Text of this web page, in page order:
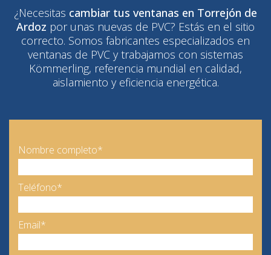
¿Necesitas cambiar tus ventanas en Torrejón de
Ardoz por unas nuevas de PVC? Estás en el sitio
correcto. Somos fabricantes especializados en
ventanas de PVC y trabajamos con sistemas
Kömmerling, referencia mundial en calidad,
aislamiento y eficiencia energética.
Nombre completo*
Teléfono*
Email*